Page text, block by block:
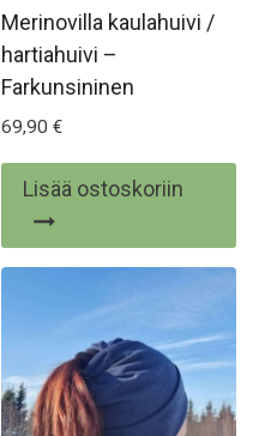
Merinovilla kaulahuivi /
hartiahuivi –
Farkunsininen
69,90 €
Lisää ostoskoriin